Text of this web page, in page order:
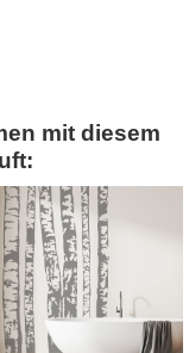
mit diesem